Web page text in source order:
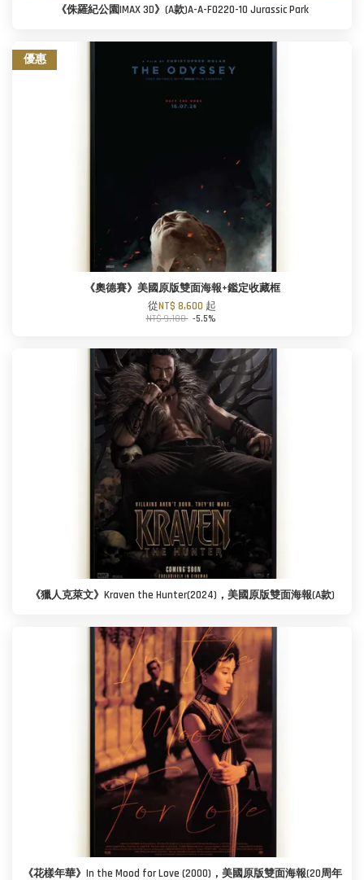
《侏羅紀公園IMAX 3D》(A款)A-A-F0220-10 Jurassic Park
優惠
《奧德賽》美國原版雙面海報+鑑定收藏框
從NT$ 8,600 起
NT$ 9,100 -5.5%
《獵人克萊文》Kraven the Hunter(2024)，美國原版雙面海報(A款)
《花樣年華》In the Mood for Love (2000)，美國原版雙面海報(20周年